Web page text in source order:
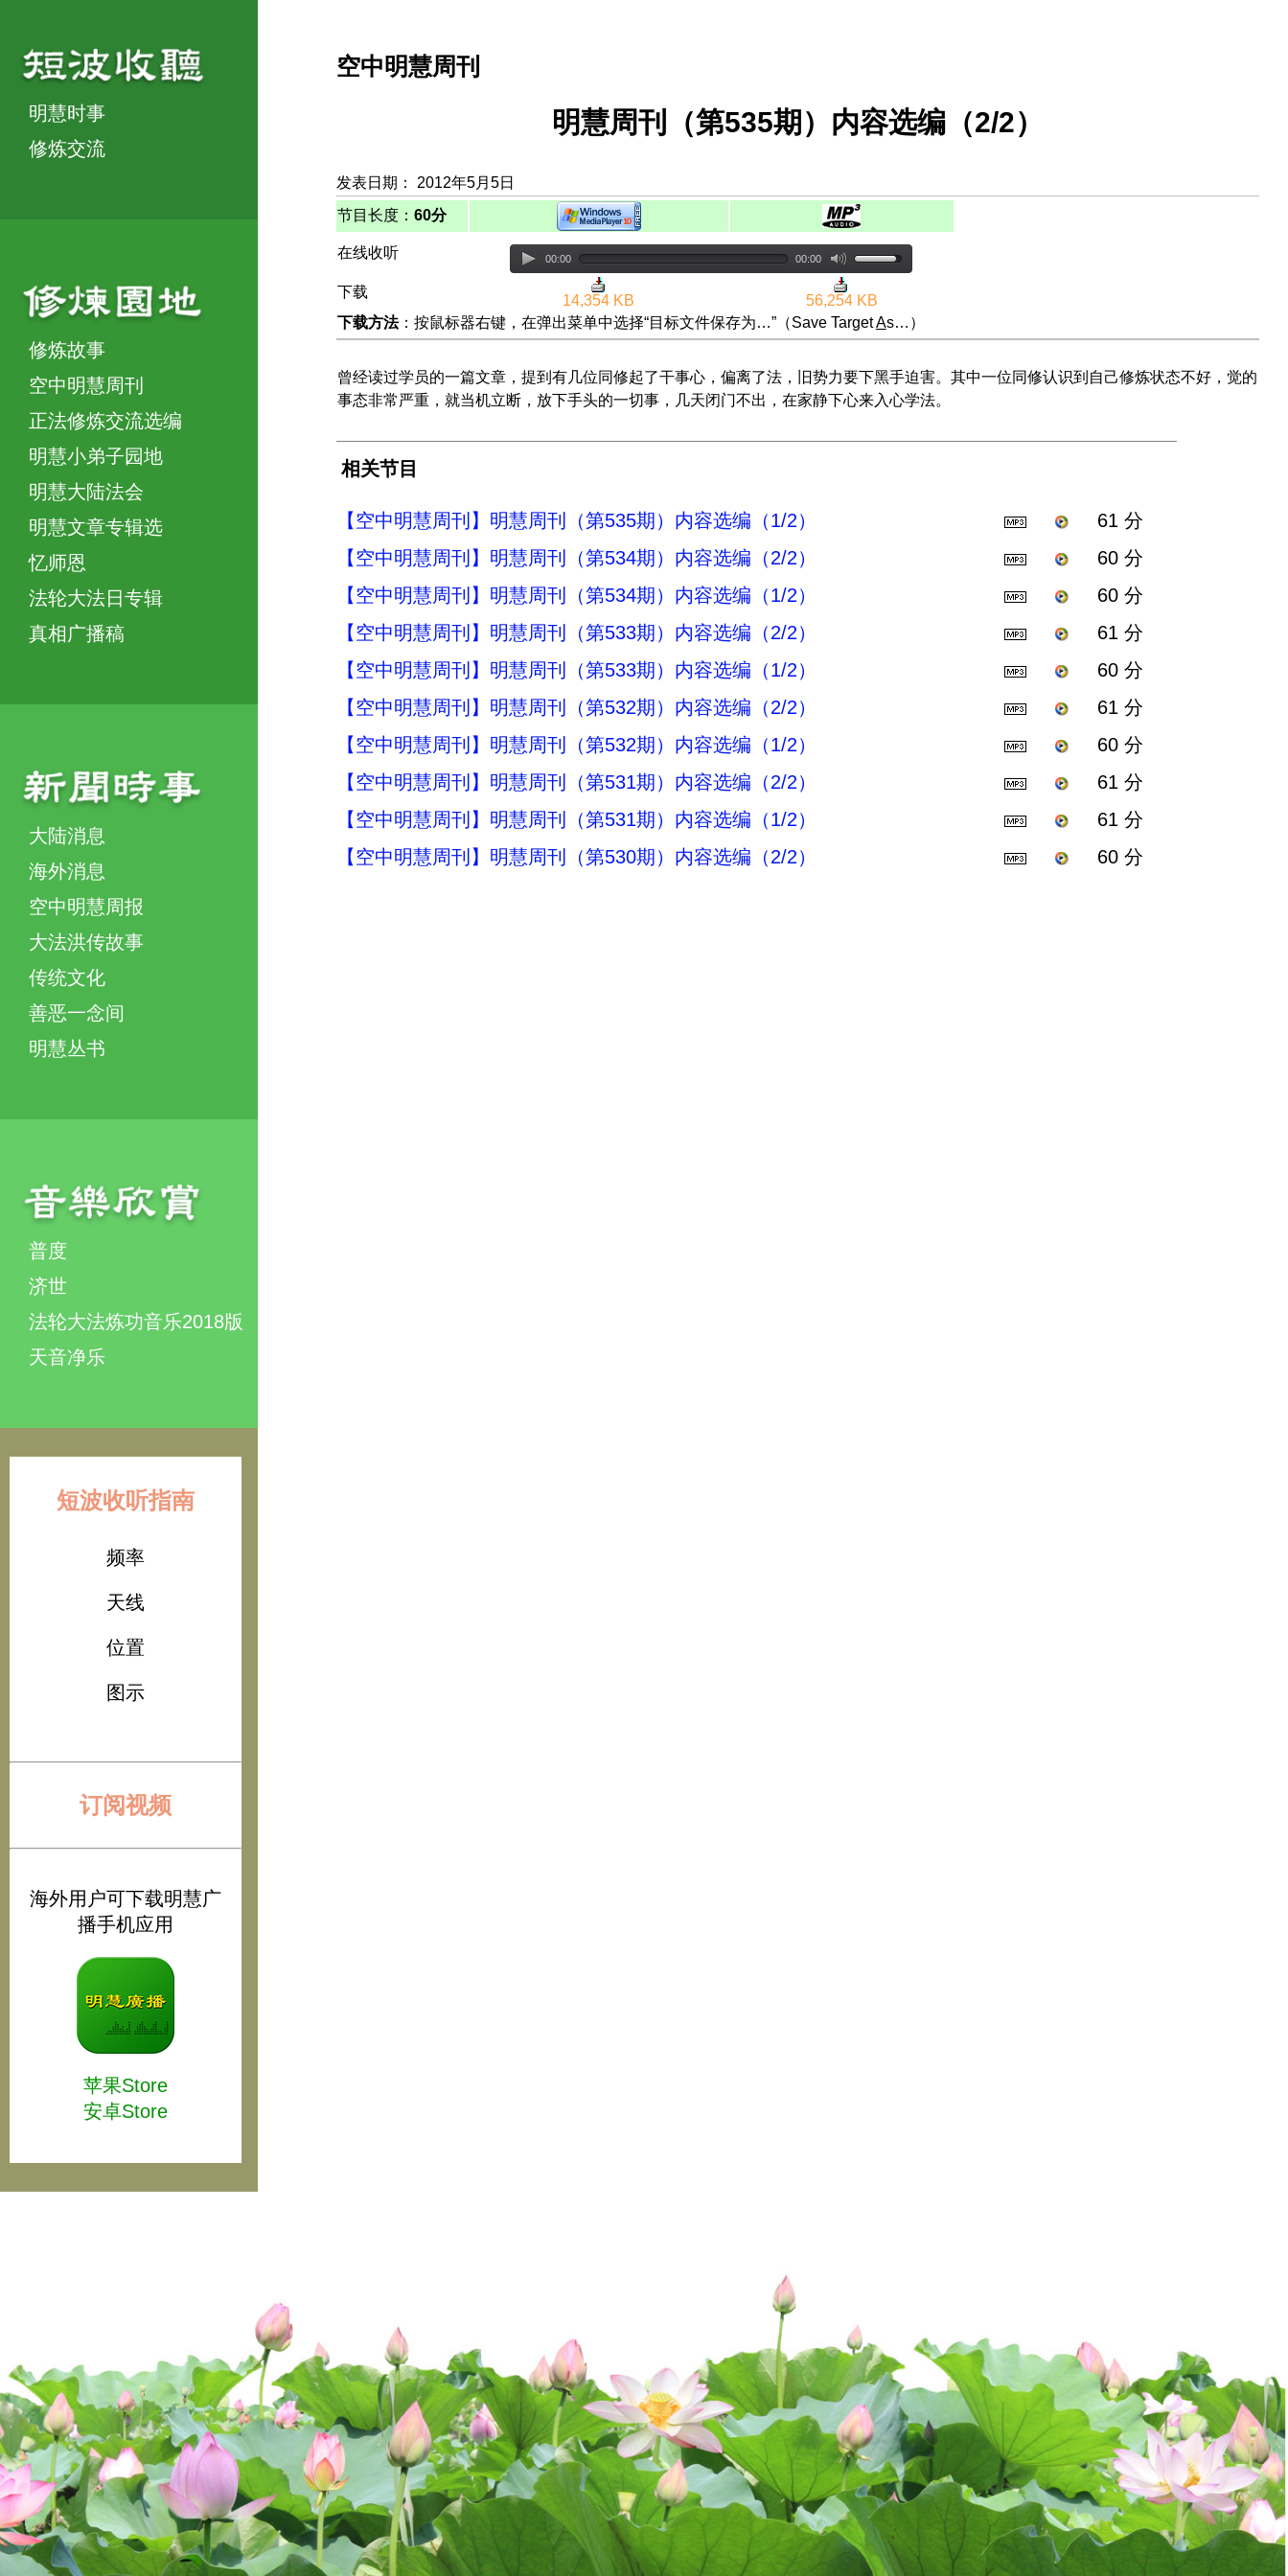
明慧时事
修炼交流
修炼故事
空中明慧周刊
正法修炼交流选编
明慧小弟子园地
明慧大陆法会
明慧文章专辑选
忆师恩
法轮大法日专辑
真相广播稿
大陆消息
海外消息
空中明慧周报
大法洪传故事
传统文化
善恶一念间
明慧丛书
普度
济世
法轮大法炼功音乐2018版
天音净乐
短波收听指南
频率
天线
位置
图示
订阅视频
海外用户可下载明慧广
播手机应用
苹果Store
安卓Store
空中明慧周刊
明慧周刊（第535期）内容选编（2/2）
发表日期： 2012年5月5日
节目长度： 60分
在线收听 00:00 00:00
下载
14,354 KB
56,254 KB
下载方法：按鼠标器右键，在弹出菜单中选择“目标文件保存为…”（Save TargetAs…）
曾经读过学员的一篇文章，提到有几位同修起了干事心，偏离了法，旧势力要下黑手迫害。其中一位同修认识到自己修炼状态不好，觉的
事态非常严重，就当机立断，放下手头的一切事，几天闭门不出，在家静下心来入心学法。
相关节目
【空中明慧周刊】明慧周刊（第535期）内容选编（1/2）
61 分
【空中明慧周刊】明慧周刊（第534期）内容选编（2/2）
60 分
【空中明慧周刊】明慧周刊（第534期）内容选编（1/2）
60 分
【空中明慧周刊】明慧周刊（第533期）内容选编（2/2）
61 分
【空中明慧周刊】明慧周刊（第533期）内容选编（1/2）
60 分
【空中明慧周刊】明慧周刊（第532期）内容选编（2/2）
61 分
【空中明慧周刊】明慧周刊（第532期）内容选编（1/2）
60 分
【空中明慧周刊】明慧周刊（第531期）内容选编（2/2）
61 分
【空中明慧周刊】明慧周刊（第531期）内容选编（1/2）
61 分
【空中明慧周刊】明慧周刊（第530期）内容选编（2/2）
60 分